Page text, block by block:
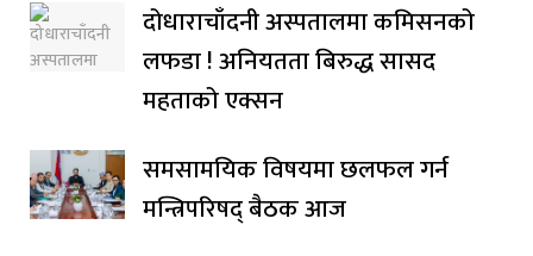
दोधाराचाँदनी अस्पतालमा कमिसनको
लफडा ! अनियतता बिरुद्ध सासद
महताको एक्सन
समसामयिक विषयमा छलफल गर्न
मन्त्रिपरिषद् बैठक आज